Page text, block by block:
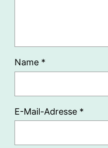
Name *
E-Mail-Adresse *